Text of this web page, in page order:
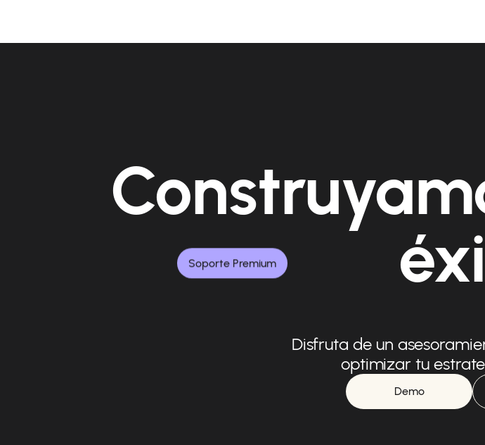
Soporte Premium
Disfruta de un
optimizar tu
Demo